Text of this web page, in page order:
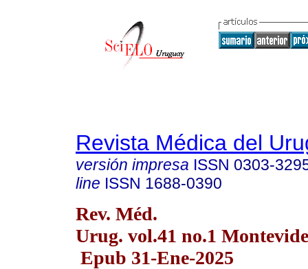
Revista Médica del
versión impresa ISSN 0303-
line ISSN 1688-0390
Rev. Méd.
Urug. vol.41 no.1
Epub 31-Ene-2025